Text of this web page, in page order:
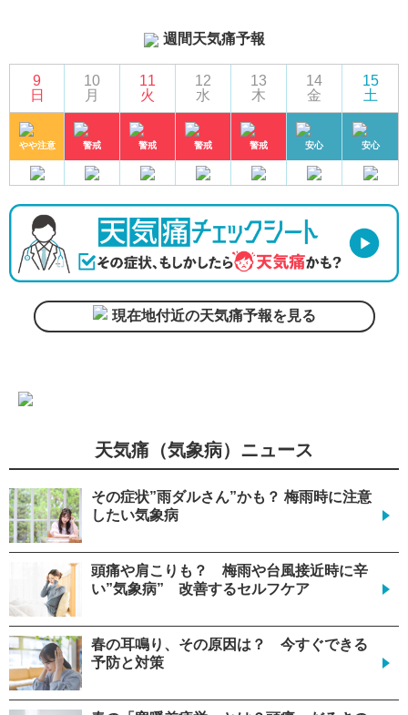
週間天気痛予報
9
日
やや注意
10
月
警戒
11
火
警戒
12
水
警戒
13
木
警戒
14
金
安心
15
土
安心
現在地付近の天気痛予報を見る
天気痛（気象病）ニュース
その症状”雨ダルさん”かも？ 梅雨時に注意
したい気象病
頭痛や肩こりも？ 梅雨や台風接近時に辛
い”気象病” 改善するセルフケア
春の耳鳴り、その原因は？ 今すぐできる
予防と対策